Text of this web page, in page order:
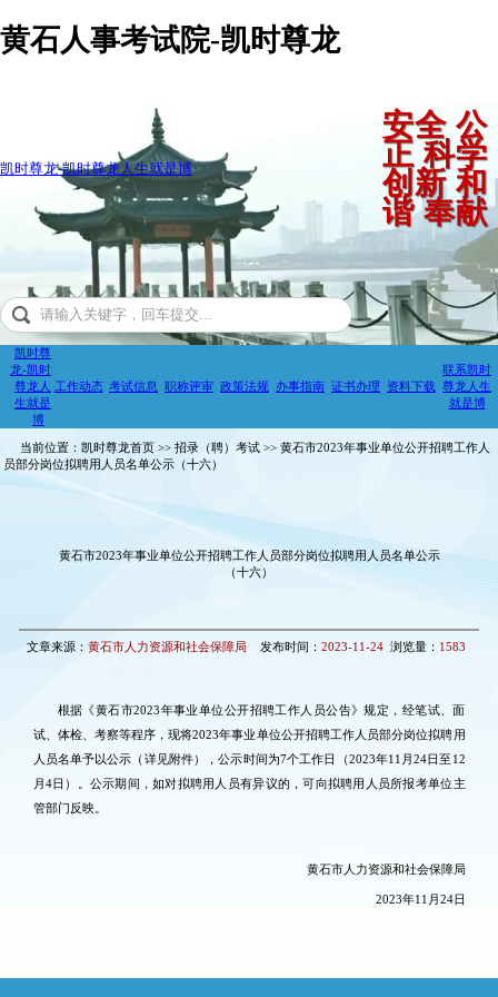
黄石人事考试院-凯时尊龙
凯时尊龙-凯时尊龙人生就是博
安全 公
正 科学
创新 和
谐 奉献
凯时尊
龙-凯时
尊龙人
生就是
博
工作动态 考试信息 职称评审 政策法规 办事指南 证书办理 资料下载
联系凯时
尊龙人生
就是博
当前位置：凯时尊龙首页 >> 招录（聘）考试 >> 黄石市2023年事业单位公开招聘工作人
员部分岗位拟聘用人员名单公示（十六）
黄石市2023年事业单位公开招聘工作人员部分岗位拟聘用人员名单公示
（十六）
文章来源： 黄石市人力资源和社会保障局发布时间： 2023-11-24浏览量： 1583
根据《黄石市2023年事业单位公开招聘工作人员公告》规定，经笔试、面
试、体检、考察等程序，现将2023年事业单位公开招聘工作人员部分岗位拟聘用
人员名单予以公示（详见附件），公示时间为7个工作日（2023年11月24日至12
月4日）。公示期间，如对拟聘用人员有异议的，可向拟聘用人员所报考单位主
管部门反映。
黄石市人力资源和社会保障局
2023年11月24日